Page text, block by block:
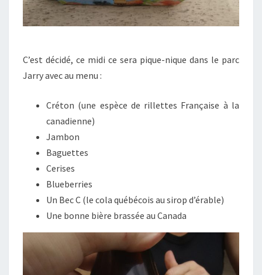
C’est décidé, ce midi ce sera pique-nique dans le parc
Jarry avec au menu :
Créton (une espèce de rillettes Française à la
canadienne)
Jambon
Baguettes
Cerises
Blueberries
Un Bec C (le cola québécois au sirop d’érable)
Une bonne bière brassée au Canada